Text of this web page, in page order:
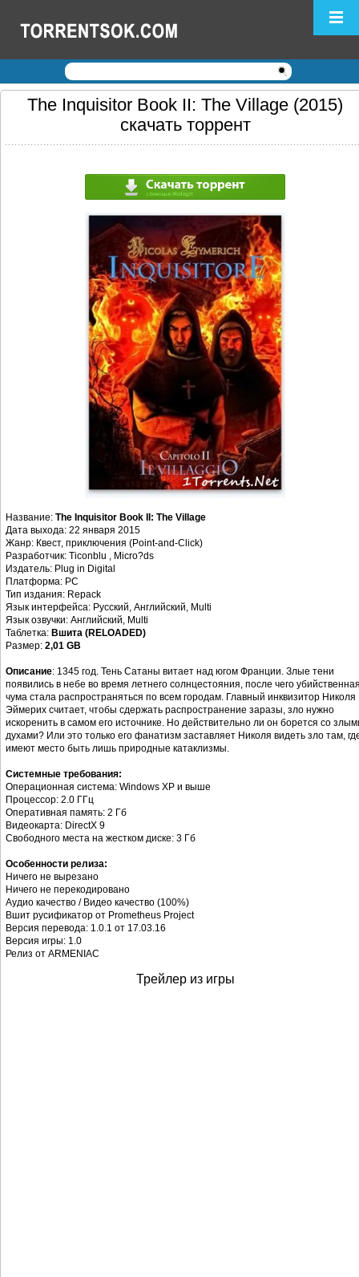
Логин: Пароль:
Регистрация Забыли пароль?
The Inquisitor Book II: The Village (2015)
скачать торрент
Название: The Inquisitor Book II: The Village
Дата выхода: 22 января 2015
Жанр: Квест, приключения (Point-and-Click)
Разработчик: Ticonblu , Micro?ds
Издатель: Plug in Digital
Платформа: PC
Тип издания: Repack
Язык интерфейса: Русский, Английский, Multi
Язык озвучки: Английский, Multi
Таблетка: Вшита (RELOADED)
Размер: 2,01 GB
Описание: 1345 год. Тень Сатаны витает над югом Франции. Злые тени
появились в небе во время летнего солнцестояния, после чего
чума стала распространяться по всем городам. Главный инквизитор Николя
Эймерих считает, чтобы сдержать распространение заразы, зло нужно
искоренить в самом его источнике. Но действительно ли он борется со
духами? Или это только его фанатизм заставляет Николя видеть зло там,
имеют место быть лишь природные катаклизмы.
Системные требования:
Операционная система: Windows XP и выше
Процессор: 2.0 ГГц
Оперативная память: 2 Гб
Видеокарта: DirectX 9
Свободного места на жестком диске: 3 Гб
Особенности релиза:
Ничего не вырезано
Ничего не перекодировано
Аудио качество / Видео качество (100%)
Вшит русификатор от Prometheus Project
Версия перевода: 1.0.1 от 17.03.16
Версия игры: 1.0
Релиз от АRMENIAC
Трейлер из игры